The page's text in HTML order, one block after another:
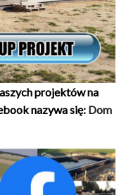
projektów na
nazywa się: Dom